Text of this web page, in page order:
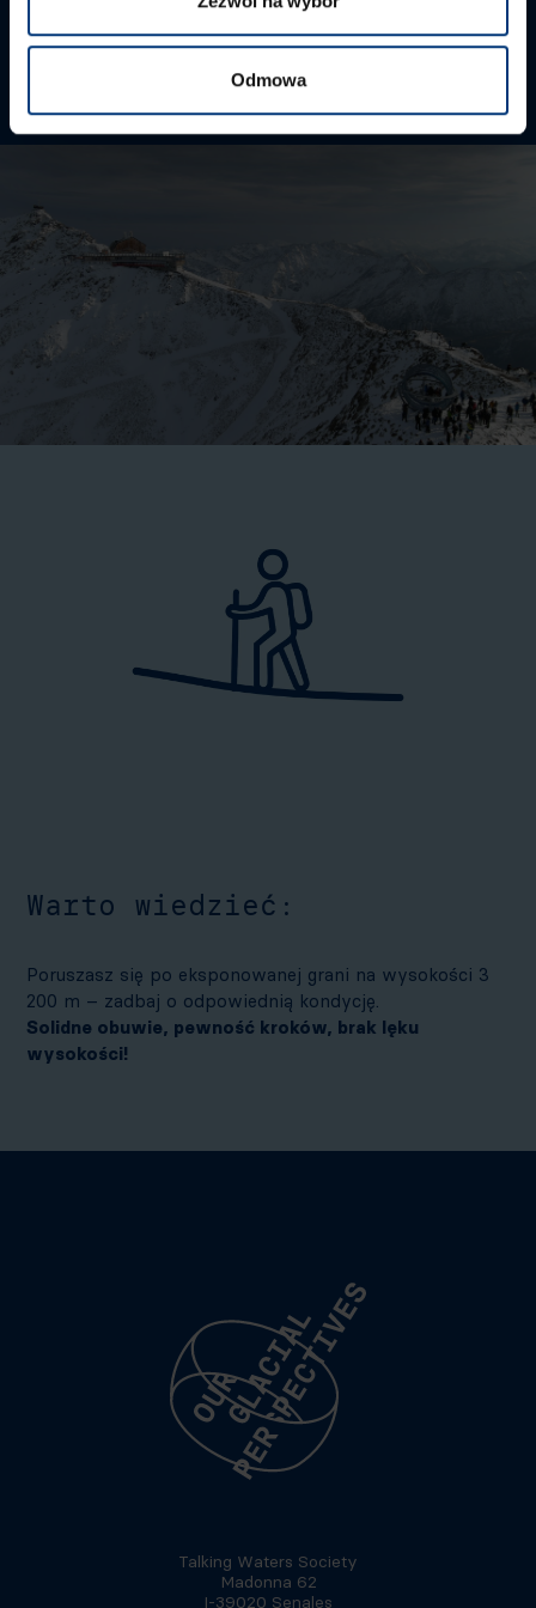
Odmowa
> Punkt startowy: Kurzras
Warto wiedzieć:
Poruszasz się po eksponowanej grani na wysokości 3
200 m – zadbaj o odpowiednią kondycję.
Solidne obuwie, pewność kroków, brak lęku
wysokości!
Talking Waters Society
Madonna 62
I-39020 Senales